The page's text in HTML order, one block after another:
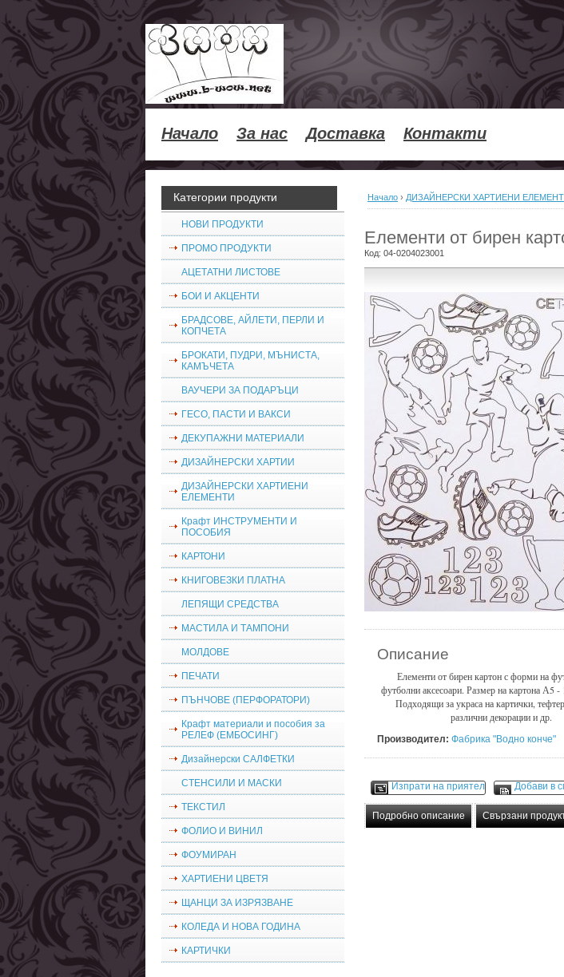
Начало За нас Доставка Контакти
Категории продукти
НОВИ ПРОДУКТИ
ПРОМО ПРОДУКТИ
АЦЕТАТНИ ЛИСТОВЕ
БОИ И АКЦЕНТИ
БРАДСОВЕ, АЙЛЕТИ, ПЕРЛИ И
КОПЧЕТА
БРОКАТИ, ПУДРИ, МЪНИСТА,
КАМЪЧЕТА
ВАУЧЕРИ ЗА ПОДАРЪЦИ
ГЕСО, ПАСТИ И ВАКСИ
ДЕКУПАЖНИ МАТЕРИАЛИ
ДИЗАЙНЕРСКИ ХАРТИИ
ДИЗАЙНЕРСКИ ХАРТИЕНИ
ЕЛЕМЕНТИ
Крафт ИНСТРУМЕНТИ И
ПОСОБИЯ
КАРТОНИ
КНИГОВЕЗКИ ПЛАТНА
ЛЕПЯЩИ СРЕДСТВА
МАСТИЛА И ТАМПОНИ
МОЛДОВЕ
ПЕЧАТИ
ПЪНЧОВЕ (ПЕРФОРАТОРИ)
Крафт материали и пособия за
РЕЛЕФ (ЕМБОСИНГ)
Дизайнерски САЛФЕТКИ
СТЕНСИЛИ И МАСКИ
ТЕКСТИЛ
ФОЛИО И ВИНИЛ
ФОУМИРАН
ХАРТИЕНИ ЦВЕТЯ
ЩАНЦИ ЗА ИЗРЯЗВАНЕ
КОЛЕДА И НОВА ГОДИНА
КАРТИЧКИ
Начало › ДИЗАЙНЕРСКИ ХАРТИЕНИ
Елементи от бирен
Код: 04-0204023001
Описание
Елементи от бирен картон с форми на
футболни аксесоари. Размер на картона А5
Подходящи за украса на картички,
различни декорации и др.
Производител: Фабрика "Водно конче"
Изпрати на приятел Добави в
Подробно описание Свързани